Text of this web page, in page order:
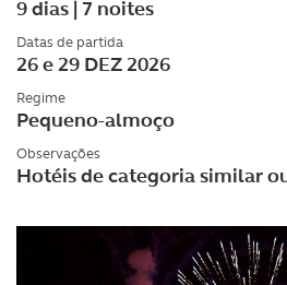
9 dias | 7 noites
Datas de partida
26 e 29 DEZ 2026
Regime
Pequeno-almoço
Observações
Hotéis de categoria similar